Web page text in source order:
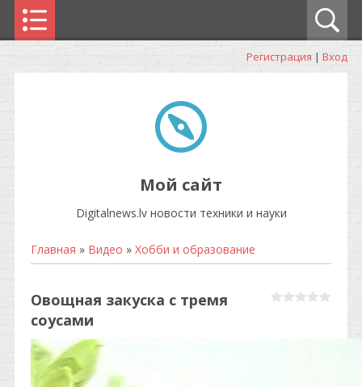
Регистрация | Вход
Мой сайт
Digitalnews.lv новости техники и науки
Главная » Видео » Хобби и образование
Овощная закуска с тремя
соусами